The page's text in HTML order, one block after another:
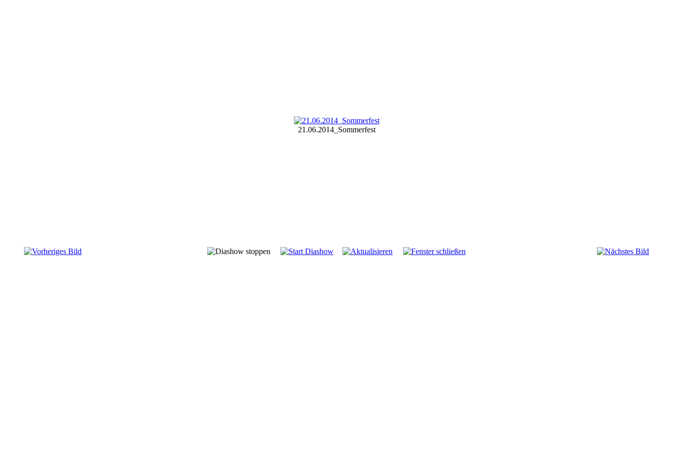
21.06.2014_Sommerfest